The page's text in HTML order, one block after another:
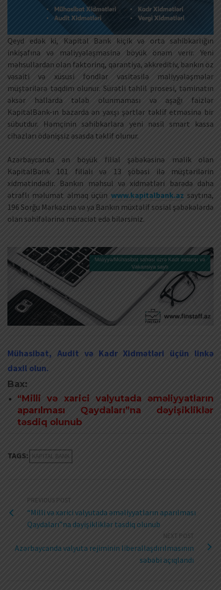
Qeyd edək ki, Kapital Bank kiçik və orta sahibkarlığın
inkişafına və maliyyələşməsinə böyük önəm verir. Yeni
məhsullardan olan faktorinq, qarantiya, akkreditiv, bankın öz
vəsaiti və xüsusi fondlar vasitəsilə maliyyələşmələr
müştərilərə təqdim olunur. Sürətli təhlil prosesi, təminatın
əksər hallarda tələb olunmaması və aşağı faizlər
KapitalBank-ın bazarda ən yaxşı şərtlər təklif etməsinə bir
sübutdur. Həmçinin sahibkarlara yeni nəsil smart kassa
cihazları ödənişsiz əsasda təklif olunur.
Azərbaycanda ən böyük filial şəbəkəsinə malik olan
KapitalBank 101 filialı və 13 şöbəsi ilə müştərilərin
xidmətindədir. Bankın məhsul və xidmətləri barədə daha
ətraflı məlumat almaq üçün www.kapitalbank.az saytına,
196 Sorğu Mərkəzinə və ya Bankın müxtəlif sosial şəbəkələrdə
olan səhifələrinə müraciət edə bilərsiniz.
Mühasibat, Audit və Kadr Xidmətləri üçün linkə
daxil olun.
Bax:
“Milli və xarici valyutada əməliyyatların
aparılması Qaydaları”na dəyişikliklər
təsdiq olunub
TAGS: KAPITAL BANK
PREVIOUS POST
“Milli və xarici valyutada əməliyyatların aparılması
Qaydaları”na dəyişikliklər təsdiq olunub
NEXT POST
Azərbaycanda valyuta rejiminin liberallaşdırılmasının
səbəbi açıqlandı